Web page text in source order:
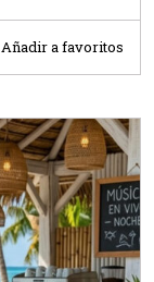
Añadir a favoritos